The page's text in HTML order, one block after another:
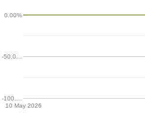
10 May 2026
-100.…
-50.0…
0.00%